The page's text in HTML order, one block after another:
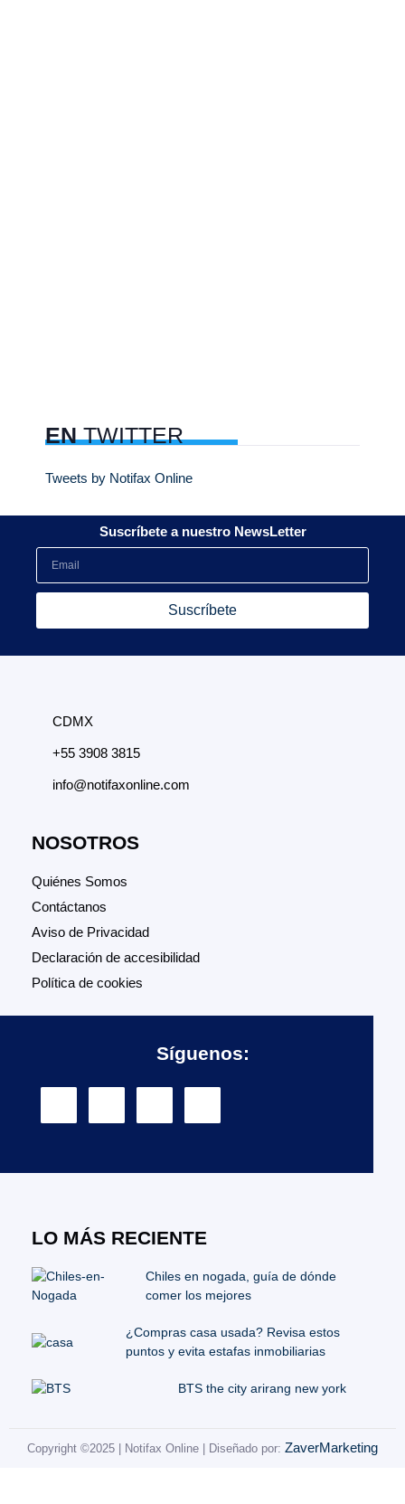
ENTWITTER
Tweets by Notifax Online
Suscríbete a nuestro NewsLetter
Suscríbete
CDMX
+55 3908 3815
info@notifaxonline.com
NOSOTROS
Quiénes Somos
Contáctanos
Aviso de Privacidad
Declaración de accesibilidad
Política de cookies
Síguenos:
LO MÁS RECIENTE
Chiles en nogada, guía de dónde
comer los mejores
¿Compras casa usada? Revisa estos
puntos y evita estafas inmobiliarias
BTS the city arirang new york
Copyright ©2025 | Notifax Online | Diseñado por: ZaverMarketing